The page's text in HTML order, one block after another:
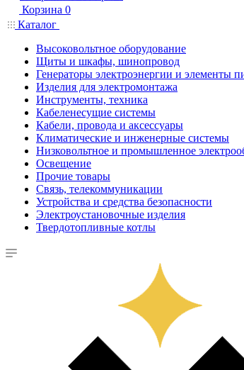
Корзина 0
Каталог
Высоковольтное оборудование
Щиты и шкафы, шинопровод
Генераторы электроэнергии и элементы
Изделия для электромонтажа
Инструменты, техника
Кабеленесущие системы
Кабели, провода и аксессуары
Климатические и инженерные системы
Низковольтное и промышленное
Освещение
Прочие товары
Связь, телекоммуникации
Устройства и средства безопасности
Электроустановочные изделия
Твердотопливные котлы